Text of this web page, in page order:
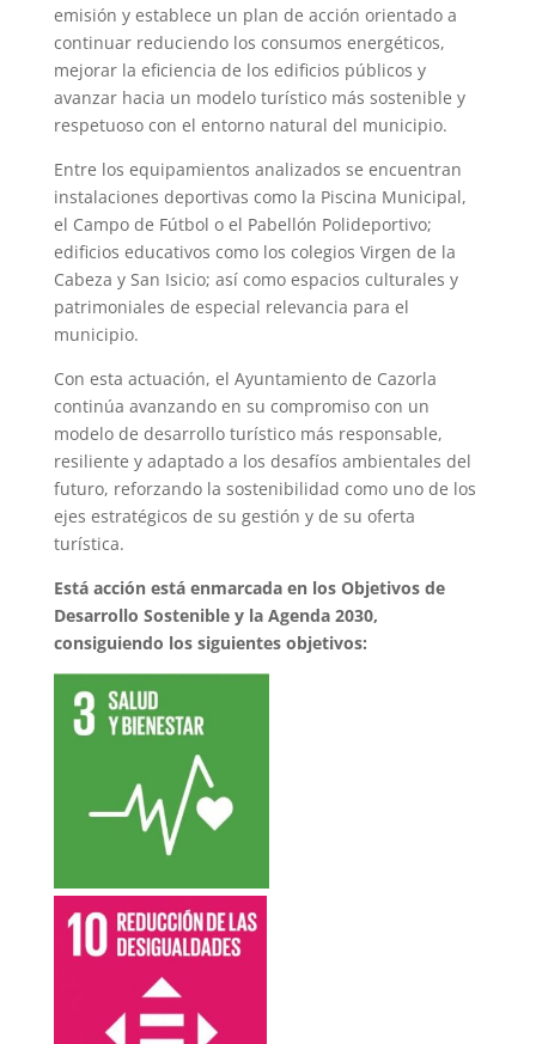
emisión y establece un plan de acción orientado a
continuar reduciendo los consumos energéticos,
mejorar la eficiencia de los edificios públicos y
avanzar hacia un modelo turístico más sostenible y
respetuoso con el entorno natural del municipio.
Entre los equipamientos analizados se encuentran
instalaciones deportivas como la Piscina Municipal,
el Campo de Fútbol o el Pabellón Polideportivo;
edificios educativos como los colegios Virgen de la
Cabeza y San Isicio; así como espacios culturales y
patrimoniales de especial relevancia para el
municipio.
Con esta actuación, el Ayuntamiento de Cazorla
continúa avanzando en su compromiso con un
modelo de desarrollo turístico más responsable,
resiliente y adaptado a los desafíos ambientales del
futuro, reforzando la sostenibilidad como uno de los
ejes estratégicos de su gestión y de su oferta
turística.
Está acción está enmarcada en los Objetivos de
Desarrollo Sostenible y la Agenda 2030,
consiguiendo los siguientes objetivos: